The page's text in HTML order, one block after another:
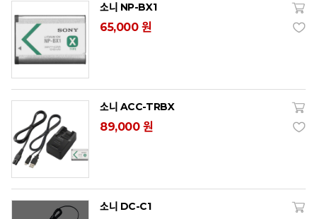
소니 NP-BX1
65,000 원
소니 ACC-TRBX
89,000 원
소니 DC-C1